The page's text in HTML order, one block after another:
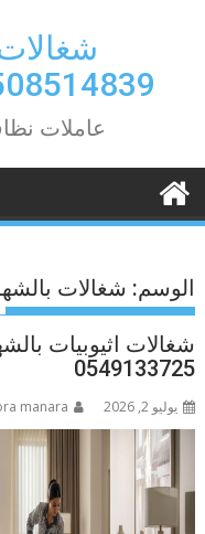
0557536152
عاملات نظافة
الوسم: شغالات
شغالات اثيوبيات
0549133725
يوليو 2, 2026 manara